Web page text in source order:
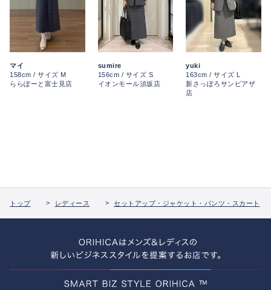
マイ
158cm / サイズ M
ららぽーと富士見店
sumire
156cm / サイズ S
イオンモール須坂店
yuki
163cm / サイズ L
新さっぽろサンピアザ
店
トップ レディース セットアップ・ジャケット・パンツ・スカート